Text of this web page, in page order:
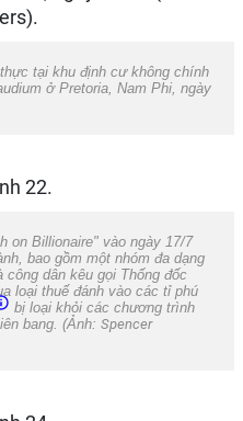
tại khu định cư không chính
ở Pretoria, Nam Phi, ngày
on Billionaire" vào ngày 17/7
bao gồm một nhóm đa dạng
dân kêu gọi Thống đốc
loại thuế đánh vào các tỉ phú
bị loại khỏi các chương trình
bang. (Ảnh: Spencer